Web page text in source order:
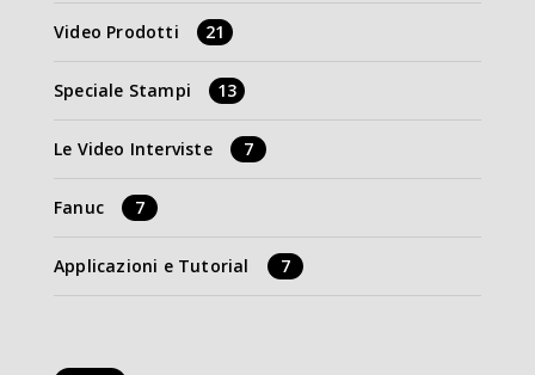
Video Prodotti 21
Speciale Stampi 13
Le Video Interviste 7
Fanuc 7
Applicazioni e Tutorial 7